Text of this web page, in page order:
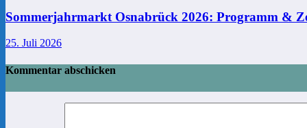
Sommerjahrmarkt Osnabrück 2026: Programm &
25. Juli 2026
Kommentar abschicken